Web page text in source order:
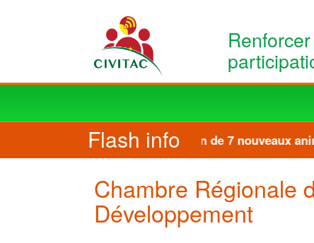
Main
navigation
Flash infoFormation de 7 nouveaux
Chambre Régionale
Développement